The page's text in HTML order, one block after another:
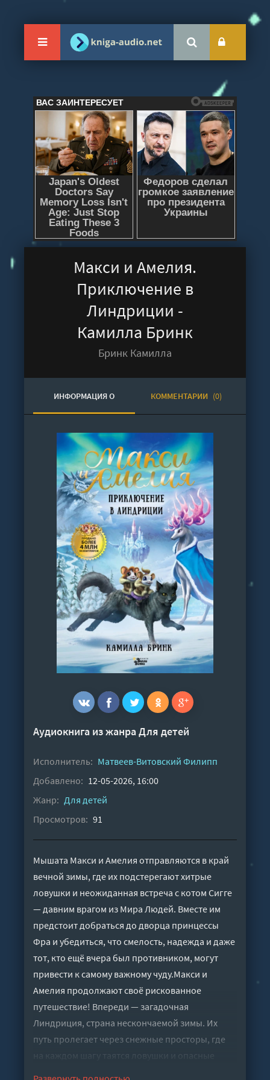
Макси и Амелия.
Приключение в
Линдриции -
Камилла Бринк
Бринк Камилла
ИНФОРМАЦИЯ О
АУДИОКНИГЕ
КОММЕНТАРИИ (0)
Аудиокнига из жанраДля детей
Исполнитель: Матвеев-Витовский Филипп
Добавлено: 12-05-2026, 16:00
Жанр: Для детей
Просмотров: 91
Мышата Макси и Амелия отправляются в край
вечной зимы, где их подстерегают хитрые
ловушки и неожиданная встреча с котом Сигге
— давним врагом из Мира Людей. Вместе им
предстоит добраться до дворца принцессы
Фра и убедиться, что смелость, надежда и даже
тот, кто ещё вчера был противником, могут
привести к самому важному чуду.Макси и
Амелия продолжают своё рискованное
путешествие! Впереди — загадочная
Линдриция, страна нескончаемой зимы. Их
путь пролегает через снежные просторы, где
на каждом шагу таятся ловушки и опасные